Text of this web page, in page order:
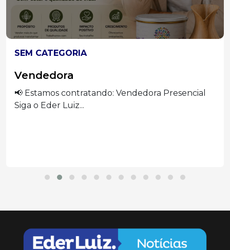
SEM CATEGORIA
Vendedora
📢 Estamos contratando: Vendedora Presencial
Siga o Eder Luiz...